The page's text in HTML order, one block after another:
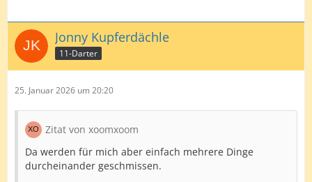
Jonny Kupferdächle
11-Darter
25. Januar 2026 um 20:20
Zitat von xoomxoom
Da werden für mich aber einfach mehrere Dinge
durcheinander geschmissen.